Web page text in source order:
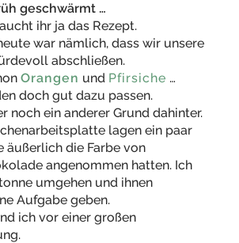
geschwärmt …
ihr ja das Rezept.
war nämlich, dass wir unsere
abschließen.
Orangen und Pfirsiche …
doch gut dazu passen.
noch ein anderer Grund dahinter.
lagen ein paar
äußerlich die Farbe von
angenommen hatten. Ich
umgehen und ihnen
Aufgabe geben.
ich vor einer großen